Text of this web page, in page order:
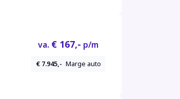
va. € 167,- p/m
€ 7.945,- Marge auto